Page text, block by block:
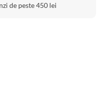
de peste 450 lei